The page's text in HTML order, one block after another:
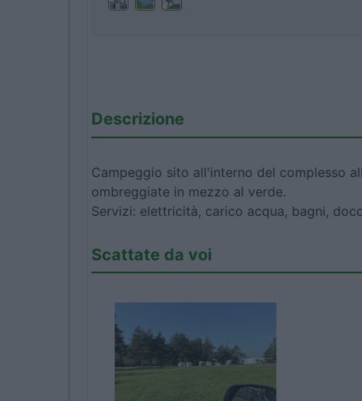
Descrizione
Campeggio sito all'interno del complesso
ombreggiate in mezzo al verde.
Servizi: elettricità, carico acqua, bagni,
Scattate da voi